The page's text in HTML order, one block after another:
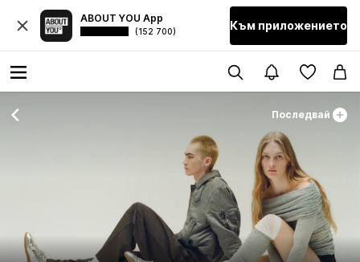
ABOUT YOU App
(152 700) Към приложението
Последвай